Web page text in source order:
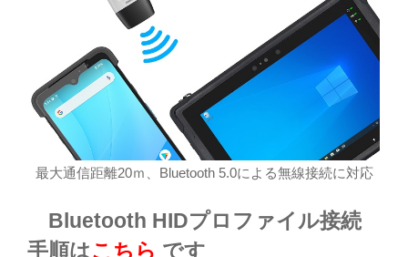
最大通信距離20ｍ、Bluetooth 5.0による無線接続に対応
Bluetooth HIDプロファイル接続
手順はこちら です